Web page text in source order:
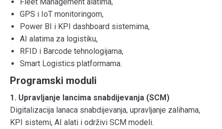
GPS i IoT monitoringom,
Power BI i KPI dashboard sistemima,
AI alatima za logistiku,
RFID i Barcode tehnologijama,
Smart Logistics platformama.
Programski moduli
1. Upravljanje lancima snabdijevanja (SCM)
Digitalizacija lanaca snabdijevanja, upravljanje zalihama,
KPI sistemi, AI alati i održivi SCM modeli.